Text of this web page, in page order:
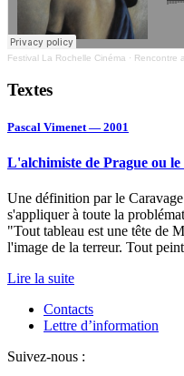
Festival La Rochelle Cinéma · Rencontre
Textes
Pascal Vimenet — 2001
L'alchimiste de Prague ou
Une définition par le
s'appliquer à toute la
"Tout tableau est une tête de
l'image de la terreur. Tout
Lire la suite
Contacts
Lettre d’information
Suivez-nous :